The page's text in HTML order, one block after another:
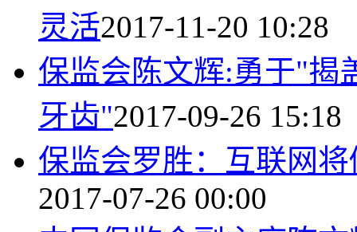
灵活2017-11-20 10:28
保监会陈文辉:勇于"揭
牙齿"2017-09-26 15:18
保监会罗胜：互联网
2017-07-26 00:00